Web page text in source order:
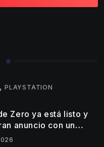
,PLAYSTATION
Zero ya está listo y
anuncio con un